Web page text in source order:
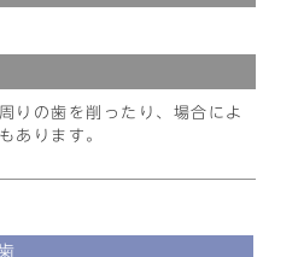
りの歯を削ったり、場合によ
あります。